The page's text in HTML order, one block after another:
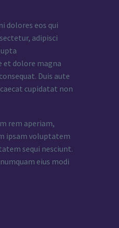
dolores eos qui
adipisci
et dolore magna
Duis aute
cupidatat non
rem aperiam,
ipsam voluptatem
sequi nesciunt.
eius modi